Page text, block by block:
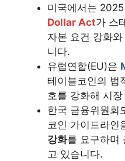
미국에서는
Dollar Act가 스
자본 요건 강화
니다.
유럽연합(EU)은
테이블코인의 법
호를 강화해 시
한국 금융위원회
코인 가이드라인
강화를 요구하며
고 있습니다.